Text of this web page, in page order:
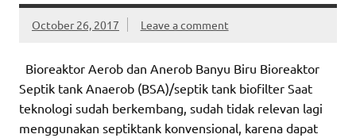
October 26, 2017 Leave a comment
Bioreaktor Aerob dan Anerob Banyu Biru Bioreaktor
Septik tank Anaerob (BSA)/septik tank biofilter Saat
teknologi sudah berkembang, sudah tidak relevan lagi
menggunakan septiktank konvensional, karena dapat